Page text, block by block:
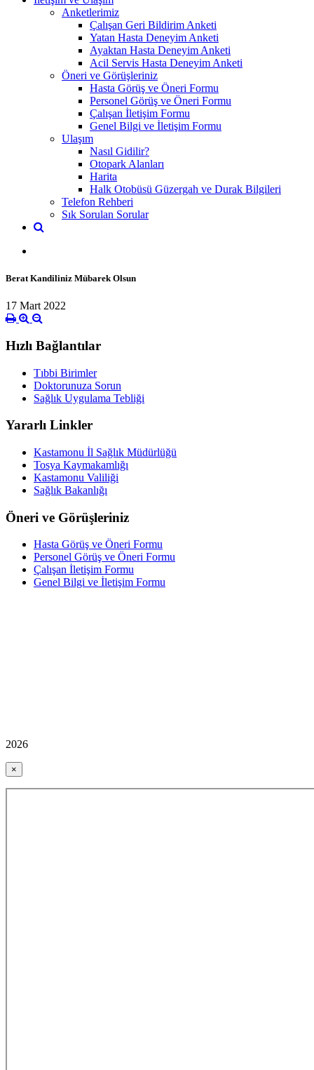
Anketlerimiz
Çalışan Geri Bildirim Anketi
Yatan Hasta Deneyim Anketi
Ayaktan Hasta Deneyim Anketi
Acil Servis Hasta Deneyim Anketi
Öneri ve Görüşleriniz
Hasta Görüş ve Öneri Formu
Personel Görüş ve Öneri Formu
Çalışan İletişim Formu
Genel Bilgi ve İletişim Formu
Ulaşım
Nasıl Gidilir?
Otopark Alanları
Harita
Halk Otobüsü Güzergah ve Durak Bilgileri
Telefon Rehberi
Sık Sorulan Sorular
Berat Kandiliniz Mübarek Olsun
17 Mart 2022
Hızlı Bağlantılar
Tıbbi Birimler
Doktorunuza Sorun
Sağlık Uygulama Tebliği
Yararlı Linkler
Kastamonu İl Sağlık Müdürlüğü
Tosya Kaymakamlığı
Kastamonu Valiliği
Sağlık Bakanlığı
Öneri ve Görüşleriniz
Hasta Görüş ve Öneri Formu
Personel Görüş ve Öneri Formu
Çalışan İletişim Formu
Genel Bilgi ve İletişim Formu
2026
×